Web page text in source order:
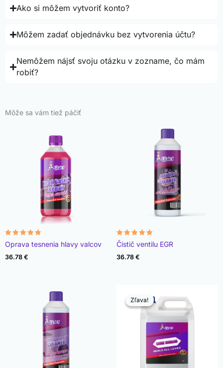
Ako si môžem vytvoriť konto?
Môžem zadať objednávku bez vytvorenia účtu?
Nemôžem nájsť svoju otázku v zozname, čo mám
robiť?
Môže sa vám tiež páčiť
Hodnotenie
4.78
z 5
Oprava tesnenia hlavy valcov
36.78 €
Hodnotenie
4.93
z 5
Čistič ventilu EGR
36.78 €
Zľava!
Zľava!